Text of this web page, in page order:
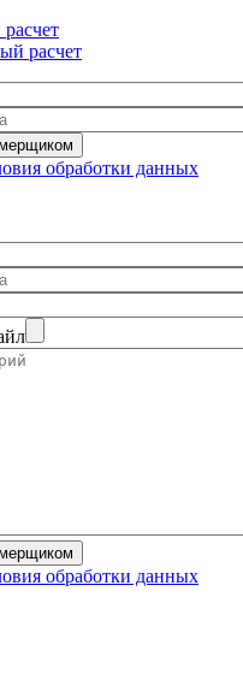
расчет
обработки данных
обработки данных